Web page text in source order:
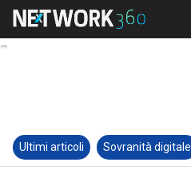
Ultimi articoli Sovranità digitale